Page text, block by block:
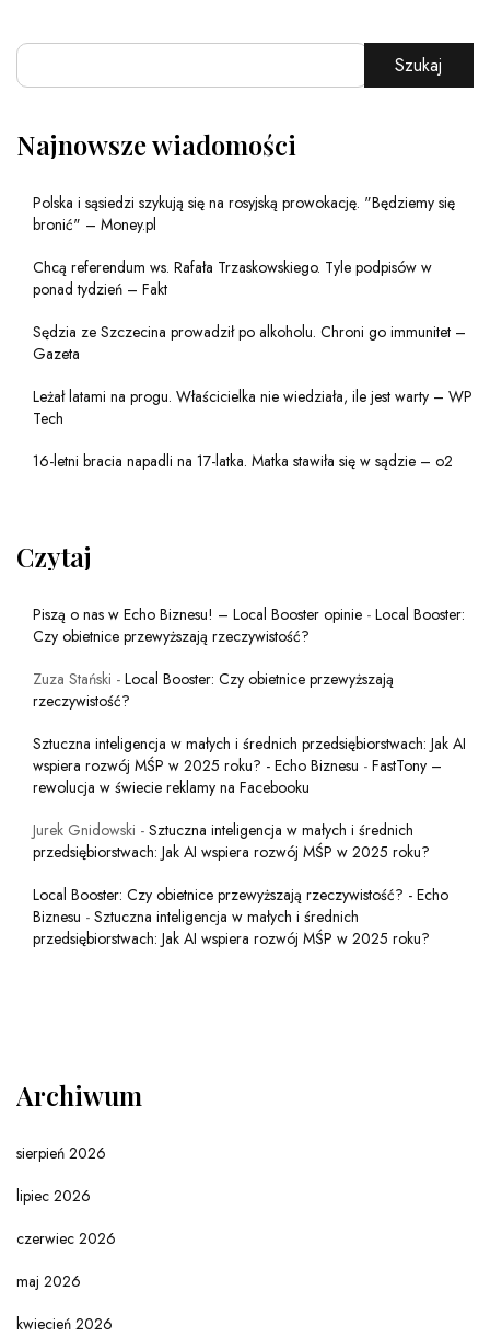
Szukaj
Najnowsze wiadomości
Polska i sąsiedzi szykują się na rosyjską prowokację. "Będziemy się
bronić" – Money.pl
Chcą referendum ws. Rafała Trzaskowskiego. Tyle podpisów w
ponad tydzień – Fakt
Sędzia ze Szczecina prowadził po alkoholu. Chroni go immunitet –
Gazeta
Leżał latami na progu. Właścicielka nie wiedziała, ile jest warty – WP
Tech
16-letni bracia napadli na 17-latka. Matka stawiła się w sądzie – o2
Czytaj
Piszą o nas w Echo Biznesu! – Local Booster opinie - Local Booster:
Czy obietnice przewyższają rzeczywistość?
Zuza Stański - Local Booster: Czy obietnice przewyższają
rzeczywistość?
Sztuczna inteligencja w małych i średnich przedsiębiorstwach: Jak AI
wspiera rozwój MŚP w 2025 roku? - Echo Biznesu - FastTony –
rewolucja w świecie reklamy na Facebooku
Jurek Gnidowski - Sztuczna inteligencja w małych i średnich
przedsiębiorstwach: Jak AI wspiera rozwój MŚP w 2025 roku?
Local Booster: Czy obietnice przewyższają rzeczywistość? - Echo
Biznesu - Sztuczna inteligencja w małych i średnich
przedsiębiorstwach: Jak AI wspiera rozwój MŚP w 2025 roku?
Archiwum
sierpień 2026
lipiec 2026
czerwiec 2026
maj 2026
kwiecień 2026